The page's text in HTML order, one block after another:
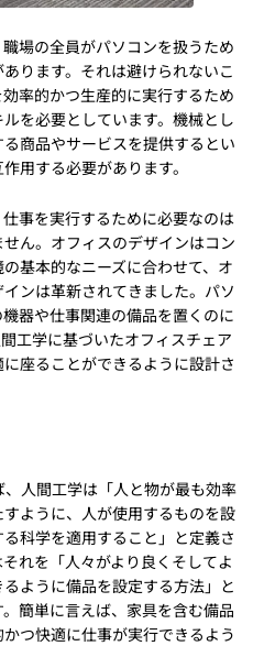
場の全員がパソコンを扱うため
ります。それは避けられないこ
率的かつ生産的に実行するため
を必要としています。機械とし
商品やサービスを提供するとい
用する必要があります。
事を実行するために必要なのは
ん。オフィスのデザインはコン
基本的なニーズに合わせて、オ
ンは革新されてきました。パソ
器や仕事関連の備品を置くのに
工学に基づいたオフィスチェア
座ることができるように設計さ
人間工学は「人と物が最も効率
ように、人が使用するものを設
科学を適用すること」と定義さ
れを「人々がより良くそしてよ
ように備品を設定する方法」と
簡単に言えば、家具を含む備品
つ快適に仕事が実行できるよう